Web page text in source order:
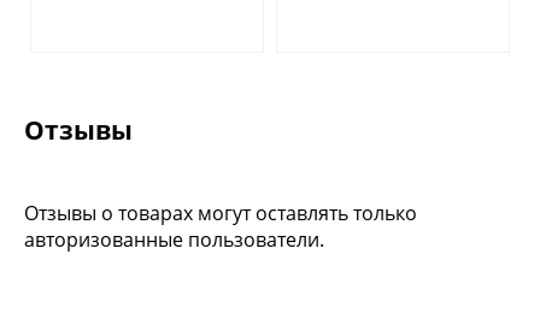
Отзывы
Отзывы о товарах могут оставлять только
авторизованные пользователи.